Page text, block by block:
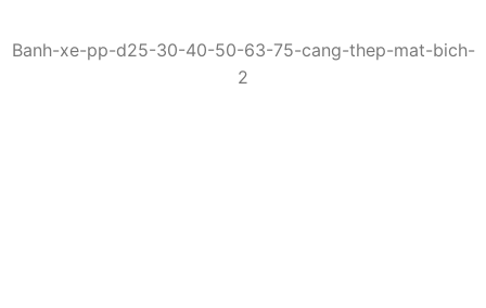
Banh-xe-pp-d25-30-40-50-63-75-cang-thep-mat-bich-
2